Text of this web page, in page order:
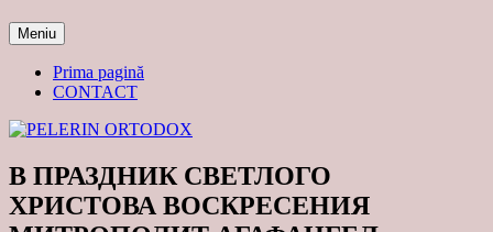
Meniu
Prima pagină
CONTACT
В ПРАЗДНИК СВЕТЛОГО
ХРИСТОВА ВОСКРЕСЕНИЯ